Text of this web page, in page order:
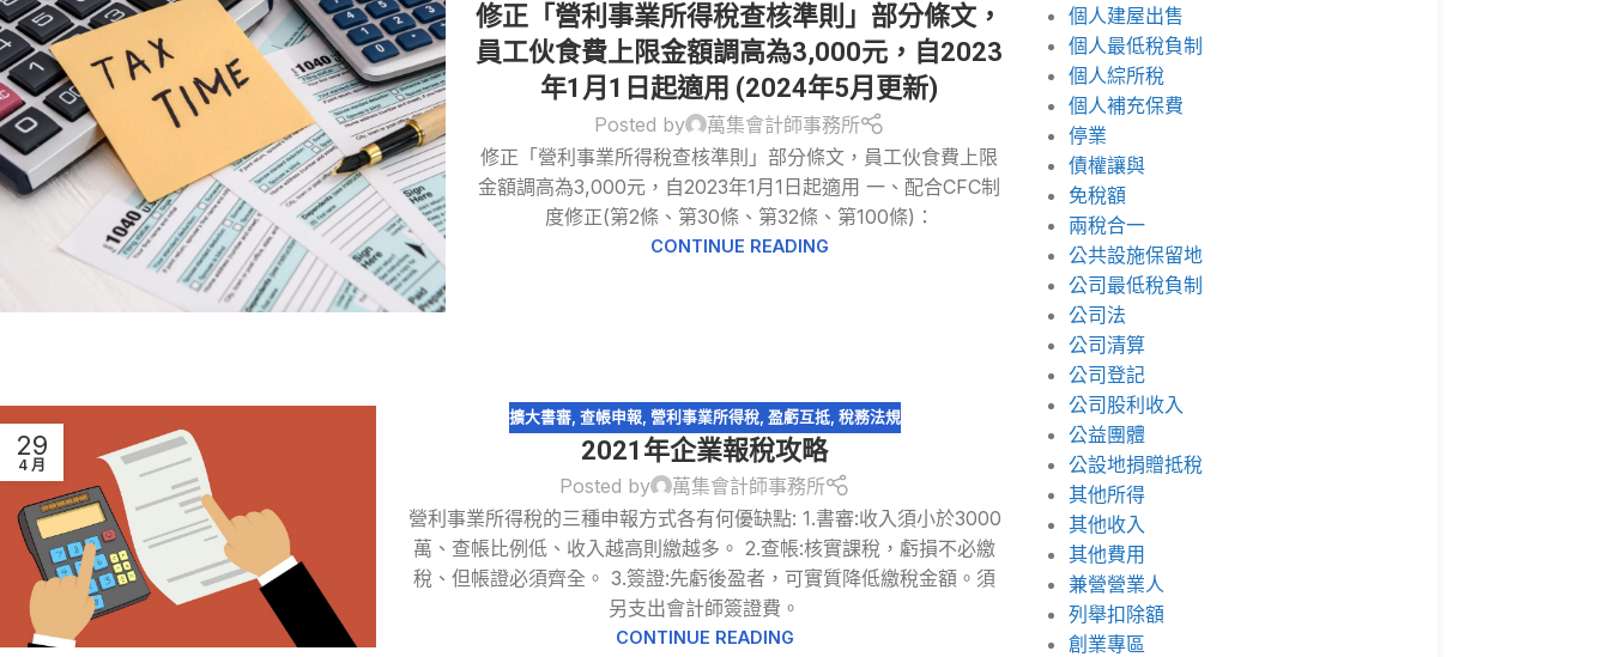
修正「營利事業所得稅查核準則」部分條文，
員工伙食費上限金額調高為3,000元，自2023
年1月1日起適用 (2024年5月更新)
Posted by
萬集會計師事務所
修正「營利事業所得稅查核準則」部分條文，員工伙食費上限
金額調高為3,000元，自2023年1月1日起適用 一、配合CFC制
度修正(第2條、第30條、第32條、第100條)：
CONTINUE READING
29
4 月
擴大書審, 查帳申報, 營利事業所得稅, 盈虧互抵, 稅務法規
2021年企業報稅攻略
Posted by
萬集會計師事務所
營利事業所得稅的三種申報方式各有何優缺點: 1.書審:收入須小於3000
萬、查帳比例低、收入越高則繳越多。 2.查帳:核實課稅，虧損不必繳
稅、但帳證必須齊全。 3.簽證:先虧後盈者，可實質降低繳稅金額。須
另支出會計師簽證費。
CONTINUE READING
個人建屋出售
個人最低稅負制
個人綜所稅
個人補充保費
停業
債權讓與
免稅額
兩稅合一
公共設施保留地
公司最低稅負制
公司法
公司清算
公司登記
公司股利收入
公益團體
公設地捐贈抵稅
其他所得
其他收入
其他費用
兼營營業人
列舉扣除額
創業專區